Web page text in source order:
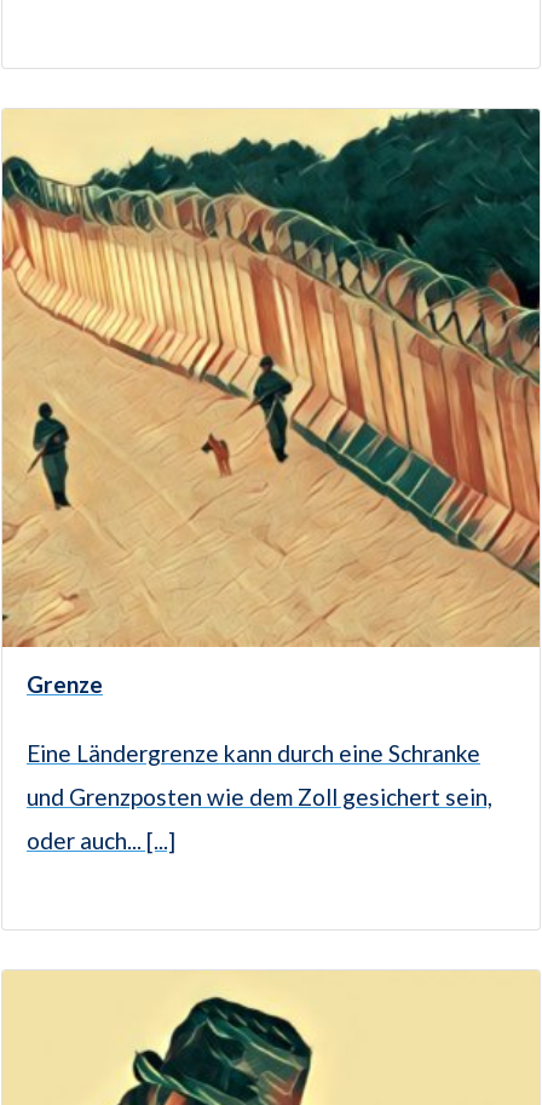
Grenze
Eine Ländergrenze kann durch eine Schranke
und Grenzposten wie dem Zoll gesichert sein,
oder auch... [...]